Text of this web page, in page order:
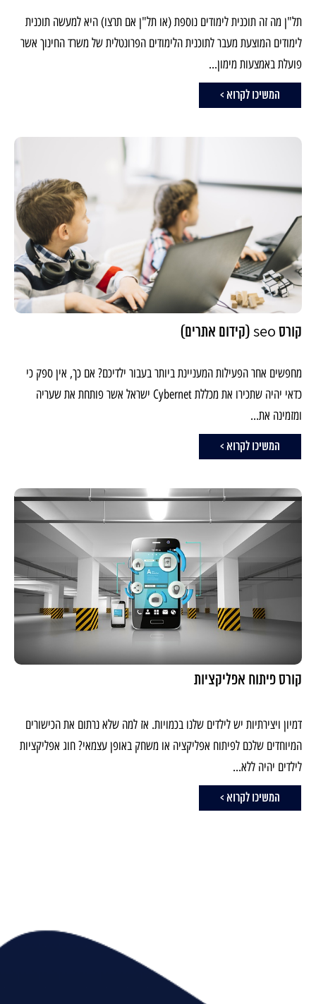
תל"ן מה זה תוכנית לימודים נוספת (או תל"ן אם תרצו) היא למעשה תוכנית
לימודים המוצעת מעבר לתוכנית הלימודים הפרונטלית של משרד החינוך אשר
פועלת באמצעות מימון...
המשיכו לקרוא >
קורס seo (קידום אתרים)
מחפשים אחר הפעילות המעניינת ביותר בעבור ילדיכם? אם כך, אין ספק כי
כדאי יהיה שתכירו את מכללת Cybernet ישראל אשר פותחת את שעריה
ומזמינה את...
המשיכו לקרוא >
קורס פיתוח אפליקציות
דמיון ויצירתיות יש לילדים שלנו בכמויות. אז למה שלא נרתום את הכישורים
המיוחדים שלכם לפיתוח אפליקציה או משחק באופן עצמאי? חוג אפליקציות
לילדים יהיה ללא...
המשיכו לקרוא >